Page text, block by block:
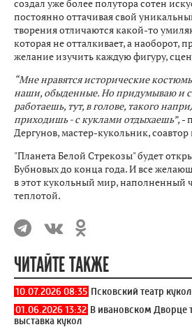
создал уже более полутора сотен
постоянно оттачивая свой
творения отличаются какой-то
которая не отталкивает, а наоборот,
желание изучить каждую фигуру,
“Мне нравятся исторические
наши, обыденные. Но придумываю и
работаешь, тут, в голове, такого
приходишь - с куклами отдыхаешь”, -
Дергунов, мастер-кукольник, соавтор
"Планета Белой Стрекозы" будет
Бубновых до конца года. И все
в этот кукольный мир, наполненный
теплотой.
ЧИТАЙТЕ ТАКЖЕ
10.07.2026 08:35 Псковский театр
01.06.2026 13:32 В ивановском Дворце
выставка кукол